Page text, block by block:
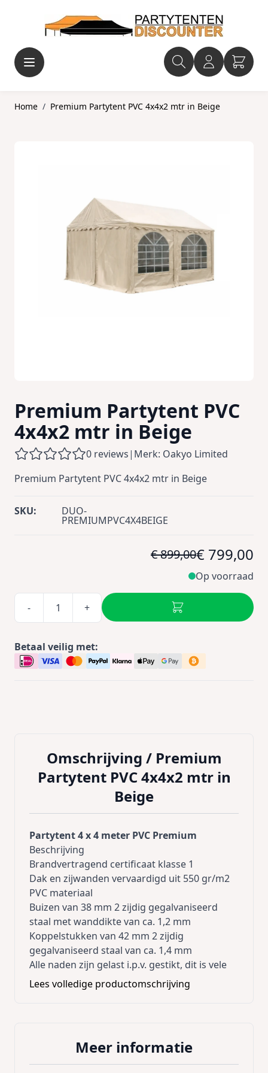
Home / Premium Partytent PVC 4x4x2 mtr in Beige
Premium Partytent PVC
4x4x2 mtr in Beige
0 reviews| Merk: Oakyo Limited
Premium Partytent PVC 4x4x2 mtr in Beige
SKU: DUO-
PREMIUMPVC4X4BEIGE
€ 899,00€ 799,00
Op voorraad
- +
Betaal veilig met:
Omschrijving / Premium
Partytent PVC 4x4x2 mtr in
Beige
Partytent 4 x 4 meter PVC Premium
Beschrijving
Brandvertragend certificaat klasse 1
Dak en zijwanden vervaardigd uit 550 gr/m2
PVC materiaal
Buizen van 38 mm 2 zijdig gegalvaniseerd
staal met wanddikte van ca. 1,2 mm
Koppelstukken van 42 mm 2 zijdig
gegalvaniseerd staal van ca. 1,4 mm
Alle naden zijn gelast i.p.v. gestikt, dit is vele
malen sterker
Rondboogvensters vervaardigd uit EXTRA
GRONDFRAME, deze kan naar wens in
gedeelten worden weggelaten bij bv de
Lees volledige productomschrijving
Meer informatie